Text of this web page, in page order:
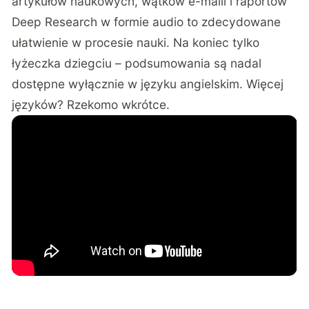
Deep Research w formie audio to zdecydowane
ułatwienie w procesie nauki. Na koniec tylko
łyżeczka dziegciu – podsumowania są nadal
dostępne wyłącznie w języku angielskim. Więcej
języków? Rzekomo wkrótce.